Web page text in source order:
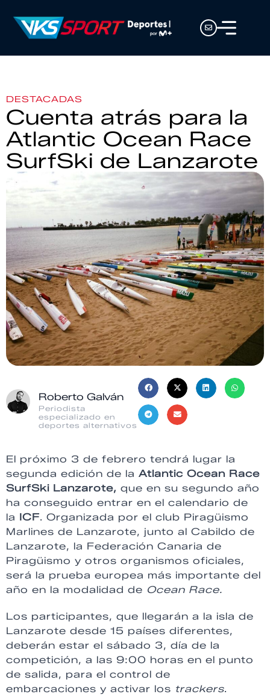
DESTACADAS
Cuenta atrás para la
Atlantic Ocean Race
SurfSki de Lanzarote
Roberto Galván
Periodista
especializado en
deportes alternativos
El próximo 3 de febrero tendrá lugar la
segunda edición de la Atlantic Ocean Race
SurfSki Lanzarote, que en su segundo año
ha conseguido entrar en el calendario de
la ICF. Organizada por el club Piragüismo
Marlines de Lanzarote, junto al Cabildo de
Lanzarote, la Federación Canaria de
Piragüismo y otros organismos oficiales,
será la prueba europea más importante del
año en la modalidad de Ocean Race.
Los participantes, que llegarán a la isla de
Lanzarote desde 15 países diferentes,
deberán estar el sábado 3, día de la
competición, a las 9:00 horas en el punto
de salida, para el control de
embarcaciones y activar los trackers.